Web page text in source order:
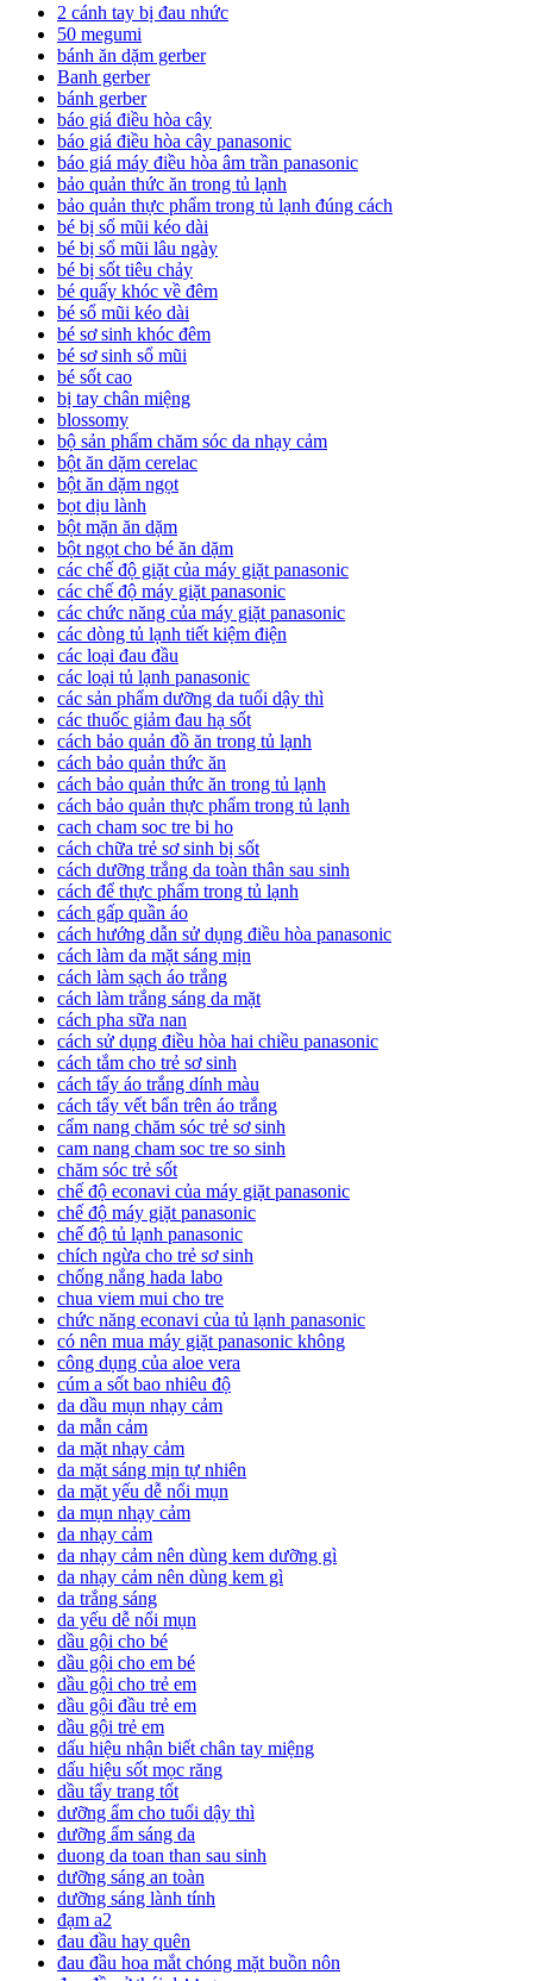
2 cánh tay bị đau nhức
50 megumi
bánh ăn dặm gerber
Banh gerber
bánh gerber
báo giá điều hòa cây
báo giá điều hòa cây panasonic
báo giá máy điều hòa âm trần panasonic
bảo quản thức ăn trong tủ lạnh
bảo quản thực phẩm trong tủ lạnh đúng cách
bé bị sổ mũi kéo dài
bé bị sổ mũi lâu ngày
bé bị sốt tiêu chảy
bé quấy khóc về đêm
bé sổ mũi kéo dài
bé sơ sinh khóc đêm
bé sơ sinh sổ mũi
bé sốt cao
bị tay chân miệng
blossomy
bộ sản phẩm chăm sóc da nhạy cảm
bột ăn dặm cerelac
bột ăn dặm ngọt
bọt dịu lành
bột mặn ăn dặm
bột ngọt cho bé ăn dặm
các chế độ giặt của máy giặt panasonic
các chế độ máy giặt panasonic
các chức năng của máy giặt panasonic
các dòng tủ lạnh tiết kiệm điện
các loại đau đầu
các loại tủ lạnh panasonic
các sản phẩm dưỡng da tuổi dậy thì
các thuốc giảm đau hạ sốt
cách bảo quản đồ ăn trong tủ lạnh
cách bảo quản thức ăn
cách bảo quản thức ăn trong tủ lạnh
cách bảo quản thực phẩm trong tủ lạnh
cach cham soc tre bi ho
cách chữa trẻ sơ sinh bị sốt
cách dưỡng trắng da toàn thân sau sinh
cách để thực phẩm trong tủ lạnh
cách gấp quần áo
cách hướng dẫn sử dụng điều hòa panasonic
cách làm da mặt sáng mịn
cách làm sạch áo trắng
cách làm trắng sáng da mặt
cách pha sữa nan
cách sử dụng điều hòa hai chiều panasonic
cách tắm cho trẻ sơ sinh
cách tẩy áo trắng dính màu
cách tẩy vết bẩn trên áo trắng
cẩm nang chăm sóc trẻ sơ sinh
cam nang cham soc tre so sinh
chăm sóc trẻ sốt
chế độ econavi của máy giặt panasonic
chế độ máy giặt panasonic
chế độ tủ lạnh panasonic
chích ngừa cho trẻ sơ sinh
chống nắng hada labo
chua viem mui cho tre
chức năng econavi của tủ lạnh panasonic
có nên mua máy giặt panasonic không
công dụng của aloe vera
cúm a sốt bao nhiêu độ
da dầu mụn nhạy cảm
da mẫn cảm
da mặt nhạy cảm
da mặt sáng mịn tự nhiên
da mặt yếu dễ nổi mụn
da mụn nhạy cảm
da nhạy cảm
da nhạy cảm nên dùng kem dưỡng gì
da nhạy cảm nên dùng kem gì
da trắng sáng
da yếu dễ nổi mụn
dầu gội cho bé
dầu gội cho em bé
dầu gội cho trẻ em
dầu gội đầu trẻ em
dầu gội trẻ em
dấu hiệu nhận biết chân tay miệng
dấu hiệu sốt mọc răng
dầu tẩy trang tốt
dưỡng ẩm cho tuổi dậy thì
dưỡng ẩm sáng da
duong da toan than sau sinh
dưỡng sáng an toàn
dưỡng sáng lành tính
đạm a2
đau đầu hay quên
đau đầu hoa mắt chóng mặt buồn nôn